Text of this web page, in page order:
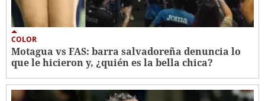
COLOR
Motagua vs FAS: barra salvadoreña denuncia lo
que le hicieron y, ¿quién es la bella chica?